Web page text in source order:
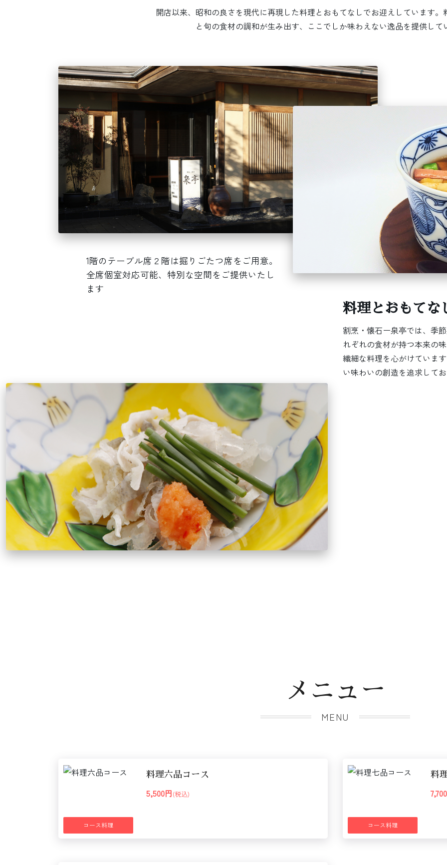
開店以来、昭和の良さを現代に再現した料理とおもてなしでお迎えしています。
と旬の食材の調和が生み出す、ここでしか味わえない逸品を提供して
1階のテーブル席２階は掘りごたつ席をご用意。
全席個室対応可能、特別な空間をご提供いたし
ます
料理とおもてな
割烹・懐石ー泉亭では、季
れぞれの食材が持つ本来の
繊細な料理を心がけていま
い味わいの創造を追求して
メニュー
MENU
コース料理
料理六品コース
5,500円(税込)
コース料理
料